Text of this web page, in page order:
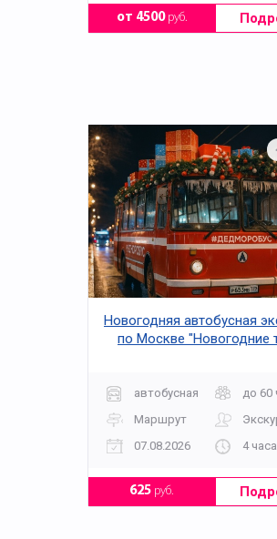
от 4500руб.
Новогодняя автобусная
по Москве "Новогодние
автобусная
до 60
Маршрут
07.08.2026
4 часа
625 руб.